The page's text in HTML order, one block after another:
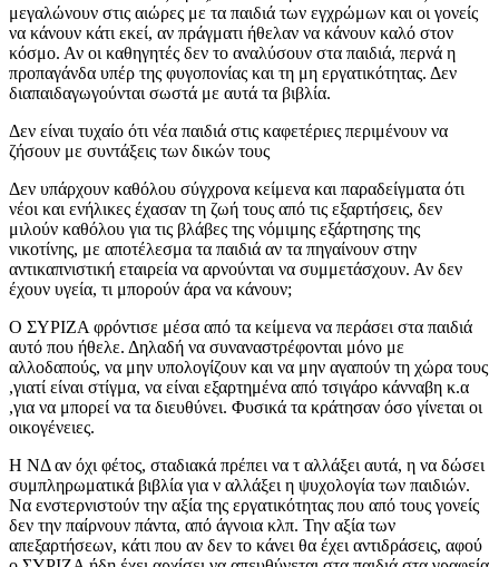
μεγαλώνουν στις αιώρες με τα παιδιά των εγχρώμων και οι γονείς
να κάνουν κάτι εκεί, αν πράγματι ήθελαν να κάνουν καλό στον
κόσμο. Αν οι καθηγητές δεν το αναλύσουν στα παιδιά, περνά η
προπαγάνδα υπέρ της φυγοπονίας και τη μη εργατικότητας. Δεν
διαπαιδαγωγούνται σωστά με αυτά τα βιβλία.
Δεν είναι τυχαίο ότι νέα παιδιά στις καφετέριες περιμένουν να
ζήσουν με συντάξεις των δικών τους
Δεν υπάρχουν καθόλου σύγχρονα κείμενα και παραδείγματα ότι
νέοι και ενήλικες έχασαν τη ζωή τους από τις εξαρτήσεις, δεν
μιλούν καθόλου για τις βλάβες της νόμιμης εξάρτησης της
νικοτίνης, με αποτέλεσμα τα παιδιά αν τα πηγαίνουν στην
αντικαπνιστική εταιρεία να αρνούνται να συμμετάσχουν. Αν δεν
έχουν υγεία, τι μπορούν άρα να κάνουν;
Ο ΣΥΡΙΖΑ φρόντισε μέσα από τα κείμενα να περάσει στα παιδιά
αυτό που ήθελε. Δηλαδή να συναναστρέφονται μόνο με
αλλοδαπούς, να μην υπολογίζουν και να μην αγαπούν τη χώρα τους
,γιατί είναι στίγμα, να είναι εξαρτημένα από τσιγάρο κάνναβη κ.α
,για να μπορεί να τα διευθύνει. Φυσικά τα κράτησαν όσο γίνεται οι
οικογένειες.
Η ΝΔ αν όχι φέτος, σταδιακά πρέπει να τ αλλάξει αυτά, η να δώσει
συμπληρωματικά βιβλία για ν αλλάξει η ψυχολογία των παιδιών.
Να ενστερνιστούν την αξία της εργατικότητας που από τους γονείς
δεν την παίρνουν πάντα, από άγνοια κλπ. Την αξία των
απεξαρτήσεων, κάτι που αν δεν το κάνει θα έχει αντιδράσεις, αφού